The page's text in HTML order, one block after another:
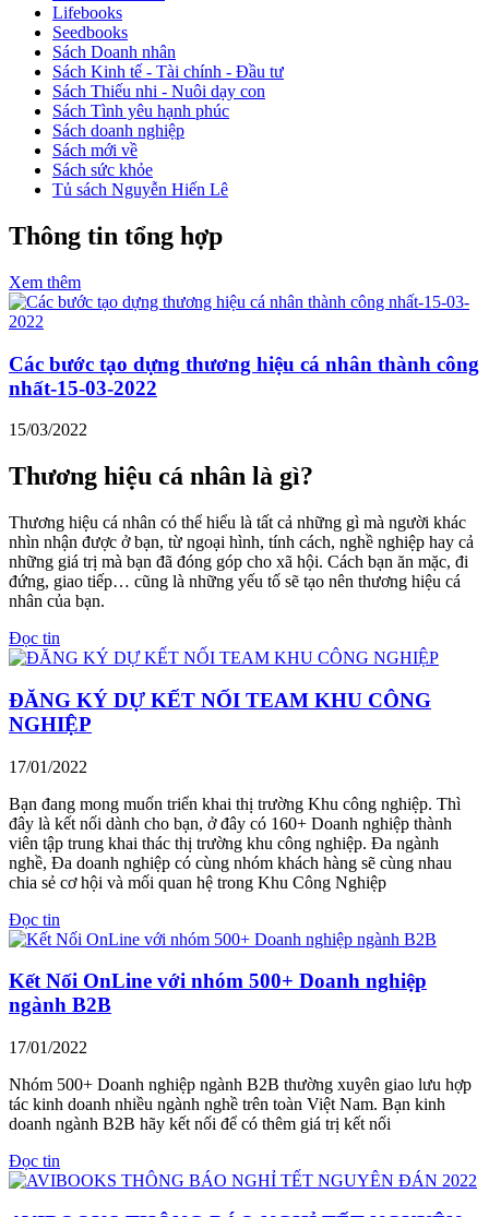
Lifebooks
Seedbooks
Sách Doanh nhân
Sách Kinh tế - Tài chính - Đầu tư
Sách Thiếu nhi - Nuôi dạy con
Sách Tình yêu hạnh phúc
Sách doanh nghiệp
Sách mới về
Sách sức khỏe
Tủ sách Nguyễn Hiến Lê
Thông tin tổng hợp
Xem thêm
Các bước tạo dựng thương hiệu cá nhân thành công
nhất-15-03-2022
15/03/2022
Thương hiệu cá nhân là gì?
Thương hiệu cá nhân có thể hiểu là tất cả những gì mà người khác
nhìn nhận được ở bạn, từ ngoại hình, tính cách, nghề nghiệp hay cả
những giá trị mà bạn đã đóng góp cho xã hội. Cách bạn ăn mặc, đi
đứng, giao tiếp… cũng là những yếu tố sẽ tạo nên thương hiệu cá
nhân của bạn.
Đọc tin
ĐĂNG KÝ DỰ KẾT NỐI TEAM KHU CÔNG
NGHIỆP
17/01/2022
Bạn đang mong muốn triển khai thị trường Khu công nghiệp. Thì
đây là kết nối dành cho bạn, ở đây có 160+ Doanh nghiệp thành
viên tập trung khai thác thị trường khu công nghiệp. Đa ngành
nghề, Đa doanh nghiệp có cùng nhóm khách hàng sẽ cùng nhau
chia sẻ cơ hội và mối quan hệ trong Khu Công Nghiệp
Đọc tin
Kết Nối OnLine với nhóm 500+ Doanh nghiệp
ngành B2B
17/01/2022
Nhóm 500+ Doanh nghiệp ngành B2B thường xuyên giao lưu hợp
tác kinh doanh nhiều ngành nghề trên toàn Việt Nam. Bạn kinh
doanh ngành B2B hãy kết nối để có thêm giá trị kết nối
Đọc tin